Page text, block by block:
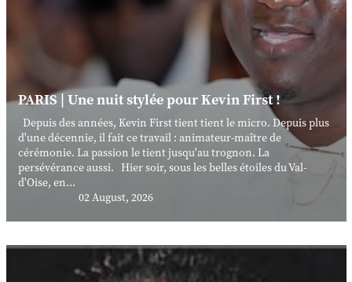
PARIS | Une nuit stylée pour Kevin First !
Depuis des années, Kevin First tient tient le micro. Depuis plus
d'une décennie, il fait ce travail : animateur-maître de
cérémonie. La passion le tient jusqu'au trognon. La
persévérance aussi. Hier soir, sous les belles étoiles du Val-
d'Oise, en...
02 August, 2026